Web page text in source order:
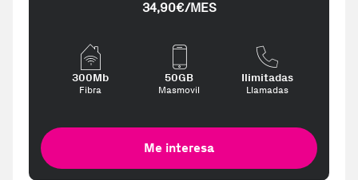
34,90€/MES
300Mb
Fibra
50GB
Masmovil
Ilimitadas
Llamadas
Me interesa